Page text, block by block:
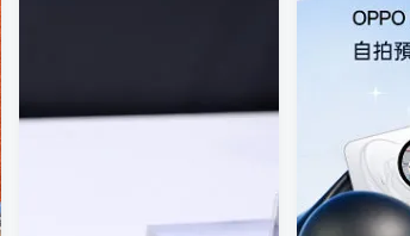
羅技 Mobi Fold 開箱評價：
榮耀
MOLLY
版開賣，
巨蛋